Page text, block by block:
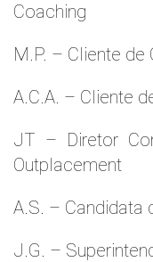
Coaching
M.P. – Cliente de
A.C.A. – Cliente
JT – Diretor
Outplacement
A.S. – Candidata
J.G. –